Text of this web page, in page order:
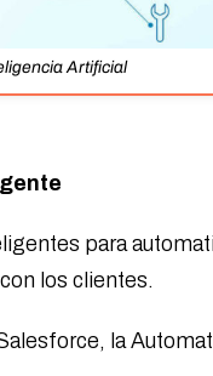
Artificial
para
los clientes.
la